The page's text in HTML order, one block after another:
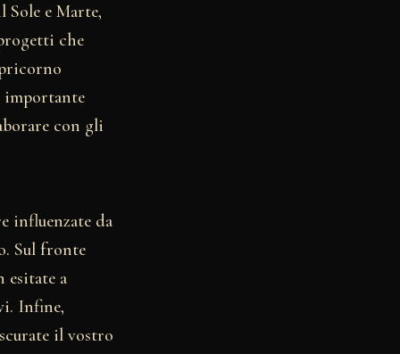
Sole e Marte,
che
importante
con gli
influenzate da
Sul fronte
esitate a
Infine,
il vostro